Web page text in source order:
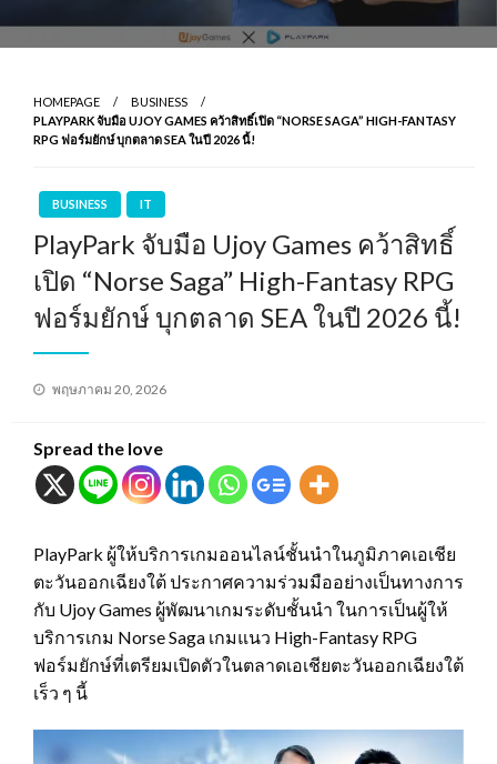
HOMEPAGE
BUSINESS
PLAYPARK จับมือ UJOY GAMES คว้าสิทธิ์เปิด “NORSE SAGA” HIGH-FANTASY
RPG ฟอร์มยักษ์ บุกตลาด SEA ในปี 2026 นี้!
BUSINESS IT
PlayPark จับมือ Ujoy Games คว้าสิทธิ์
เปิด “Norse Saga” High-Fantasy RPG
ฟอร์มยักษ์ บุกตลาด SEA ในปี 2026 นี้!
Posted
พฤษภาคม 20, 2026
Spread the love
PlayPark ผู้ให้บริการเกมออนไลน์ชั้นนำในภูมิภาคเอเชีย
ตะวันออกเฉียงใต้ ประกาศความร่วมมืออย่างเป็นทางการ
กับ Ujoy Games ผู้พัฒนาเกมระดับชั้นนำ ในการเป็นผู้ให้
บริการเกม Norse Saga เกมแนว High-Fantasy RPG
ฟอร์มยักษ์ที่เตรียมเปิดตัวในตลาดเอเชียตะวันออกเฉียงใต้
เร็ว ๆ นี้